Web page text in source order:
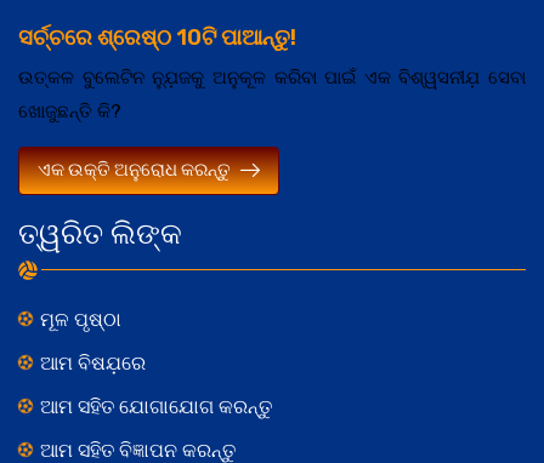
ତ୍ୱରିତ ଲିଙ୍କ
ମୂଳ ପୃଷ୍ଠା
ଆମ ବିଷଯ଼ରେ
ଆମ ସହିତ ଯୋଗାଯୋଗ କରନ୍ତୁ
ଆମ ସହିତ ବିଜ୍ଞାପନ କରନ୍ତୁ
ସର୍ଚ୍ଚରେ ଶ୍ରେଷ୍ଠ 10ଟି ପାଆନ୍ତୁ!
ଉତ୍କଳ ବୁଲେଟିନ ନ୍ଯ଼ୁଜକୁ ଅନୁକୂଳ କରିବା ପାଇଁ ଏକ ବିଶ୍ୱସନୀଯ଼ ସେବା
ଖୋଜୁଛନ୍ତି କି?
ଏକ ଉକ୍ତି ଅନୁରୋଧ କରନ୍ତୁ